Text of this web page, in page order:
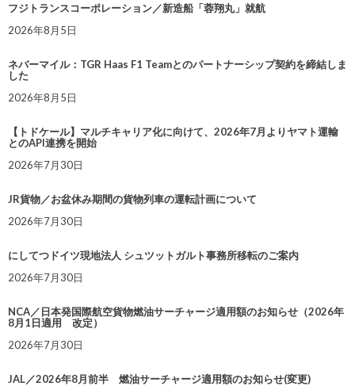
フジトランスコーポレーション／新造船「蓉翔丸」就航
2026年8月5日
ネバーマイル：TGR Haas F1 Teamとのパートナーシップ契約を締結しま
した
2026年8月5日
【トドケール】マルチキャリア化に向けて、2026年7月よりヤマト運輸
とのAPI連携を開始
2026年7月30日
JR貨物／お盆休み期間の貨物列車の運転計画について
2026年7月30日
にしてつドイツ現地法人 シュツットガルト事務所移転のご案内
2026年7月30日
NCA／日本発国際航空貨物燃油サーチャージ適用額のお知らせ（2026年
8月1日適用 改定）
2026年7月30日
JAL／2026年8月前半 燃油サーチャージ適用額のお知らせ(変更)